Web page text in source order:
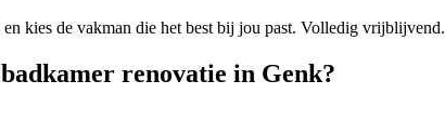
kies de vakman die het best bij jou past. Volledig vrijblijvend.
badkamer renovatie in Genk?